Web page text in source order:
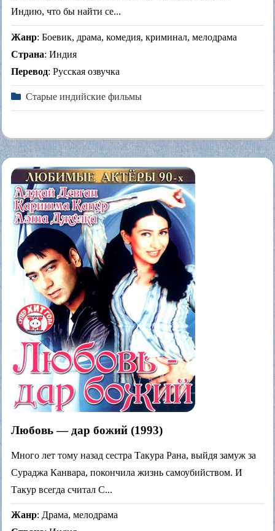
Индию, что бы найти се...
Жанр: Боевик, драма, комедия, криминал, мелодрама
Страна: Индия
Перевод: Русская озвучка
Старые индийские фильмы
Любовь — дар божий (1993)
Много лет тому назад сестра Такура Рана, выйдя замуж за
Сураджа Канвара, покончила жизнь самоубийством. И
Такур всегда считал С...
Жанр: Драма, мелодрама